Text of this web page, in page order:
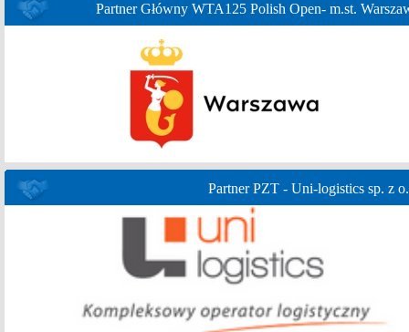
Partner Główny WTA125 Polish Open- m.st.
Partner PZT - Uni-logistics sp. z